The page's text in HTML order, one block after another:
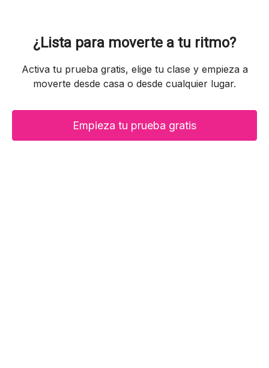
¿Lista para moverte a tu ritmo?
Activa tu prueba gratis, elige tu clase y empieza a
moverte desde casa o desde cualquier lugar.
Empieza tu prueba gratis